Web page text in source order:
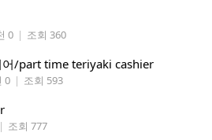
0 | 조회 360
어/part time teriyaki cashier
0 | 조회 593
| 조회 777